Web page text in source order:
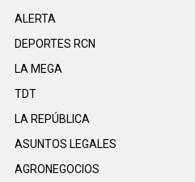
ALERTA
DEPORTES RCN
LA MEGA
TDT
LA REPÚBLICA
ASUNTOS LEGALES
AGRONEGOCIOS